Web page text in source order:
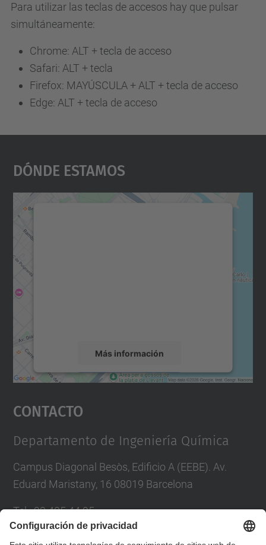
Para utilizar las teclas de accesos hay que pulsar
simultáneamente:
Chrome: ALT + tecla de acceso
Safari: ALT + tecla
Firefox: MAYÚSCULA + ALT + tecla de acceso
Edge: ALT + tecla de acceso
Dónde Estamos
Más información
Aceptar
powered by
Contacto
Departamento de Ingeniería Química
Campus Diagonal Besòs, Edificio A (EEBE). Av.
Eduard Maristany, 16 08019 Barcelona
Tel.:93 405 44 95